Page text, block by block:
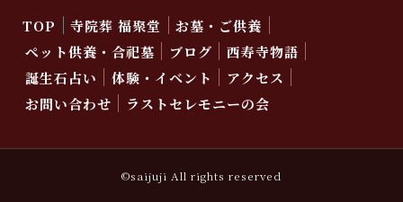
TOP 寺院葬 福聚堂
お墓・ご供養
ペット供養・合祀墓
ブログ
西寿寺物語
誕生石占い
体験・イベント
アクセス
お問い合わせ
ラストセレモニーの会
©saijuji All rights reserved